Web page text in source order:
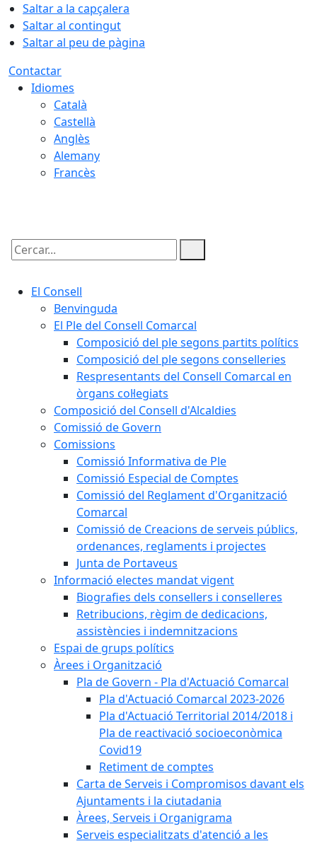
Saltar a la capçalera
Saltar al contingut
Saltar al peu de pàgina
Contactar
Idiomes
Català
Castellà
Anglès
Alemany
Francès
Cercar:
El Consell
Benvinguda
El Ple del Consell Comarcal
Composició del ple segons partits polítics
Composició del ple segons conselleries
Respresentants del Consell Comarcal en
òrgans col·legiats
Composició del Consell d'Alcaldies
Comissió de Govern
Comissions
Comissió Informativa de Ple
Comissió Especial de Comptes
Comissió del Reglament d'Organització
Comarcal
Comissió de Creacions de serveis públics,
ordenances, reglaments i projectes
Junta de Portaveus
Informació electes mandat vigent
Biografies dels consellers i conselleres
Retribucions, règim de dedicacions,
assistències i indemnitzacions
Espai de grups polítics
Àrees i Organització
Pla de Govern - Pla d'Actuació Comarcal
Pla d'Actuació Comarcal 2023-2026
Pla d'Actuació Territorial 2014/2018 i
Pla de reactivació socioeconòmica
Covid19
Retiment de comptes
Carta de Serveis i Compromisos davant els
Ajuntaments i la ciutadania
Àrees, Serveis i Organigrama
Serveis especialitzats d'atenció a les